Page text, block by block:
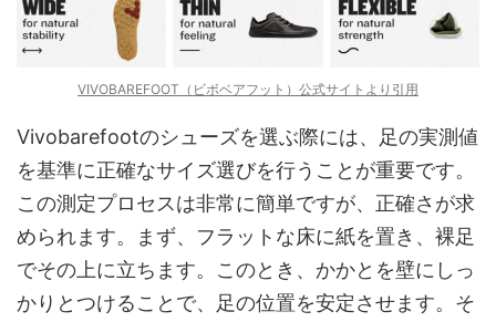
VIVOBAREFOOT（ビボベアフット）公式サイトより引用
Vivobarefootのシューズを選ぶ際には、足の実測値
を基準に正確なサイズ選びを行うことが重要です。
この測定プロセスは非常に簡単ですが、正確さが求
められます。まず、フラットな床に紙を置き、裸足
でその上に立ちます。このとき、かかとを壁にしっ
かりとつけることで、足の位置を安定させます。そ